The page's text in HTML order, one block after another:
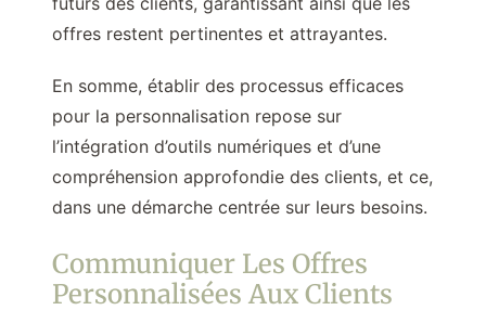
offres restent pertinentes et attrayantes.
En somme, établir des processus efficaces
pour la personnalisation repose sur
l’intégration d’outils numériques et d’une
compréhension approfondie des clients, et ce,
dans une démarche centrée sur leurs besoins.
Communiquer Les Offres
Personnalisées Aux Clients